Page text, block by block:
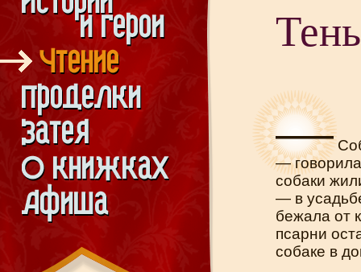
—
—
собаки
— в
бежала от
псарни
собаке в